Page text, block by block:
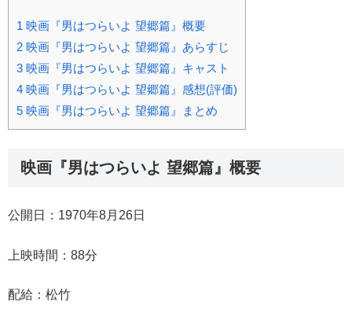
1 映画『男はつらいよ 望郷篇』概要
2 映画『男はつらいよ 望郷篇』あらすじ
3 映画『男はつらいよ 望郷篇』キャスト
4 映画『男はつらいよ 望郷篇』感想(評価)
5 映画『男はつらいよ 望郷篇』まとめ
映画『男はつらいよ 望郷篇』概要
公開日：1970年8月26日
上映時間：88分
配給：松竹